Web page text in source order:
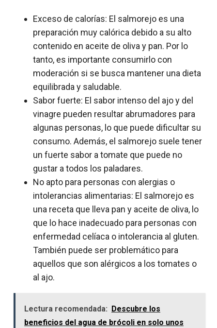
Exceso de calorías: El salmorejo es una
preparación muy calórica debido a su alto
contenido en aceite de oliva y pan. Por lo
tanto, es importante consumirlo con
moderación si se busca mantener una dieta
equilibrada y saludable.
Sabor fuerte: El sabor intenso del ajo y del
vinagre pueden resultar abrumadores para
algunas personas, lo que puede dificultar su
consumo. Además, el salmorejo suele tener
un fuerte sabor a tomate que puede no
gustar a todos los paladares.
No apto para personas con alergias o
intolerancias alimentarias: El salmorejo es
una receta que lleva pan y aceite de oliva, lo
que lo hace inadecuado para personas con
enfermedad celíaca o intolerancia al gluten.
También puede ser problemático para
aquellos que son alérgicos a los tomates o
al ajo.
Lectura recomendada: Descubre los
beneficios del agua de brócoli en solo unos